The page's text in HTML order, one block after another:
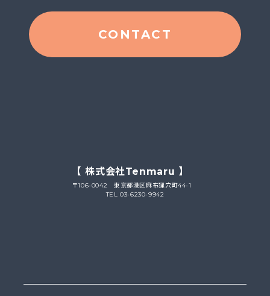
CONTACT
【 株式会社Tenmaru 】
〒106-0042 東京都港区麻布狸穴町44-1